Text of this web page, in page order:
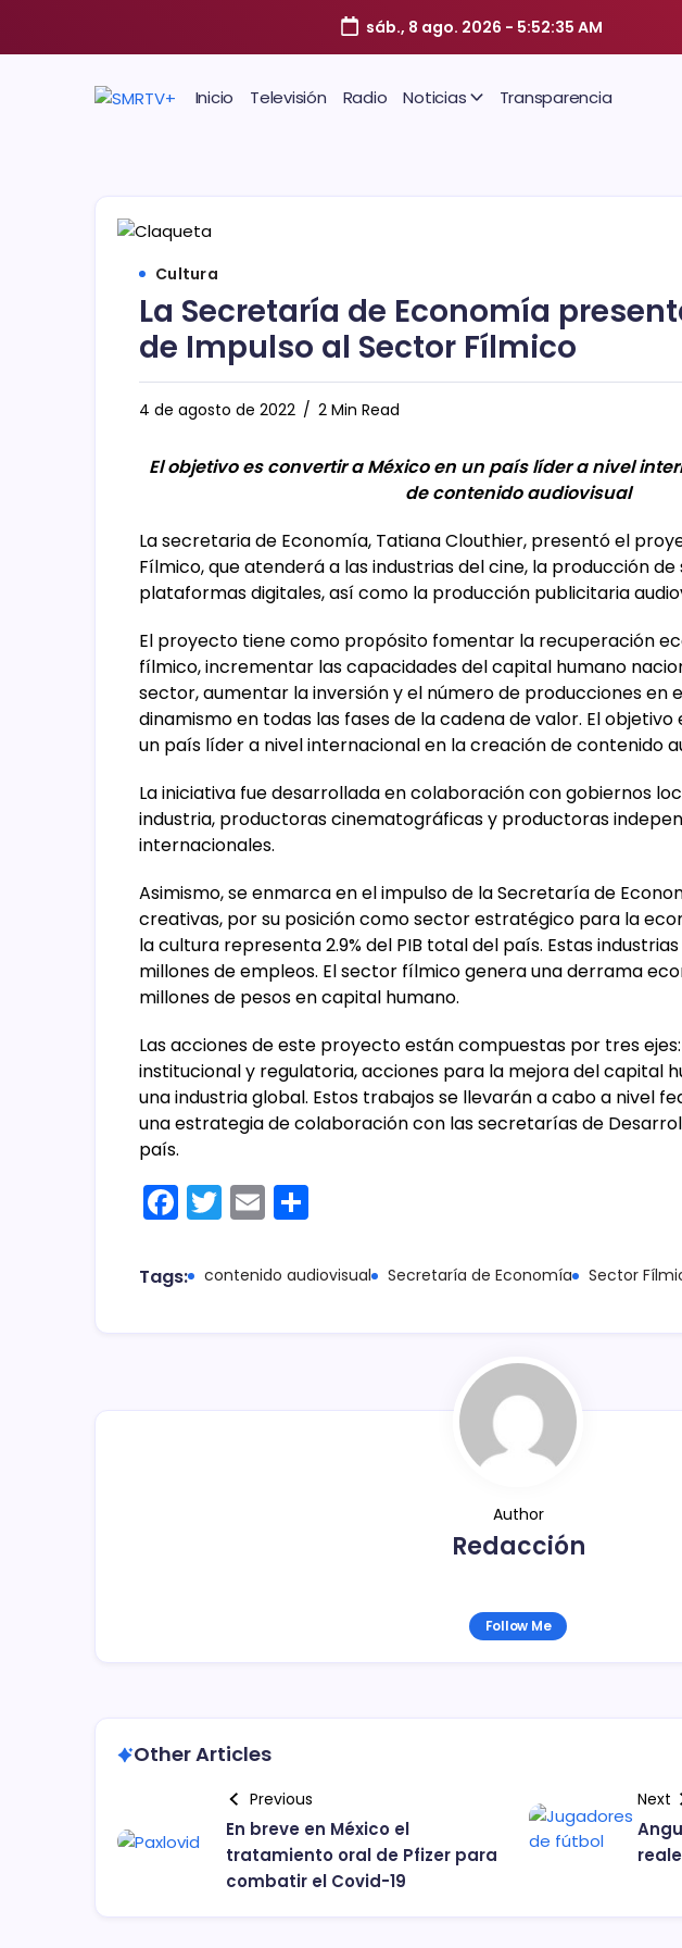
sáb., 8 ago. 2026 - 5:52:35 AM
Inicio Televisión Radio Noticias Transparencia
Cultura
La Secretaría de Economía
de Impulso al Sector Fílmico
4 de agosto de 2022 2 Min Read
El objetivo es convertir a México en un país líder a nivel
de contenido audiovisual
La secretaria de Economía, Tatiana Clouthier, presentó el
Fílmico, que atenderá a las industrias del cine, la producción
plataformas digitales, así como la producción publicitaria
El proyecto tiene como propósito fomentar la recuperación
fílmico, incrementar las capacidades del capital humano
sector, aumentar la inversión y el número de producciones en
dinamismo en todas las fases de la cadena de valor. El
un país líder a nivel internacional en la creación de contenido
La iniciativa fue desarrollada en colaboración con gobiernos
industria, productoras cinematográficas y productoras
internacionales.
Asimismo, se enmarca en el impulso de la Secretaría de
creativas, por su posición como sector estratégico para la
la cultura representa 2.9% del PIB total del país. Estas
millones de empleos. El sector fílmico genera una derrama
millones de pesos en capital humano.
Las acciones de este proyecto están compuestas por tres
institucional y regulatoria, acciones para la mejora del capital
una industria global. Estos trabajos se llevarán a cabo a nivel
una estrategia de colaboración con las secretarías de
país.
F
a
c
T
w
itt
E
m
ai m
Tags: contenido audiovisual Secretaría de Economía Sector
Author
Redacción
Follow Me
Other Articles
Previous
En breve en México el
tratamiento oral de Pfizer para
combatir el Covid-19
Next